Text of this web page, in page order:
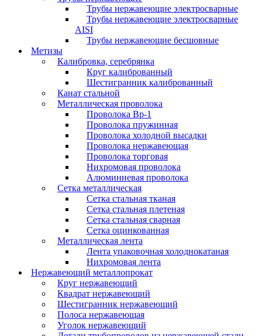
Трубы нержавеющие электросварные
Трубы нержавеющие электросварные
AISI
Трубы нержавеющие бесшовные
Метизы
Калибровка, серебрянка
Круг калиброванный
Шестигранник калиброванный
Канат стальной
Металлическая проволока
Проволока Вр-1
Проволока пружинная
Проволока холодной высадки
Проволока нержавеющая
Проволока торговая
Нихромовая проволока
Алюминиевая проволока
Сетка металлическая
Сетка стальная тканая
Сетка стальная плетеная
Сетка стальная сварная
Сетка оцинкованная
Металлическая лента
Лента упаковочная холоднокатаная
Нихромовая лента
Нержавеющий металлопрокат
Круг нержавеющий
Квадрат нержавеющий
Шестигранник нержавеющий
Полоса нержавеющая
Уголок нержавеющий